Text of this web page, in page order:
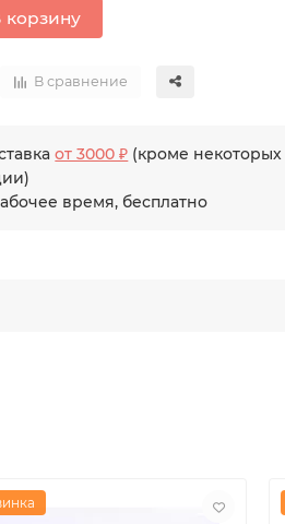
корзину
В сравнение
от 3000 ₽ (кроме некоторых
время, бесплатно